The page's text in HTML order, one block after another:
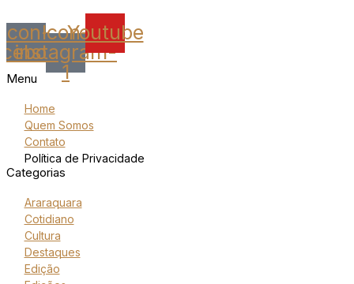
Icon-Icon-
instagram-
1
Youtube
Menu
Home
Quem Somos
Contato
Política de Privacidade
Categorias
Araraquara
Cotidiano
Cultura
Destaques
Edição